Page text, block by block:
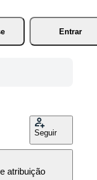
Entrar
Seguir
atribuição